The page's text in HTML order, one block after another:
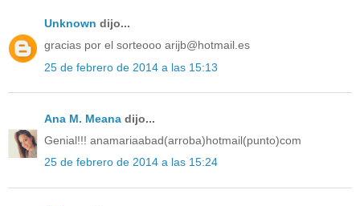
Unknown dijo...
gracias por el sorteooo arijb@hotmail.es
25 de febrero de 2014 a las 15:13
Ana M. Meana dijo...
Genial!!! anamariaabad(arroba)hotmail(punto)com
25 de febrero de 2014 a las 15:24